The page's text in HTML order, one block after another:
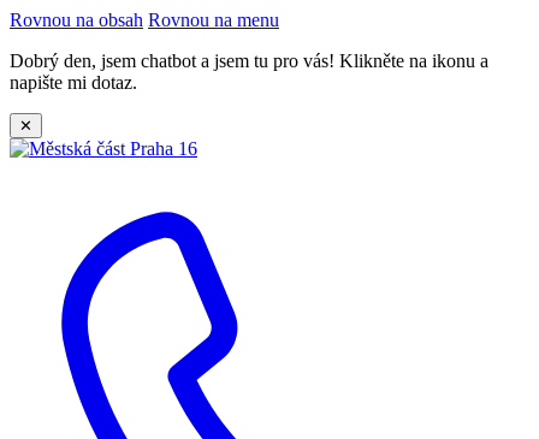
Rovnou na obsah Rovnou na menu
Dobrý den, jsem chatbot a jsem tu pro vás! Klikněte na ikonu a
napište mi dotaz.
✕